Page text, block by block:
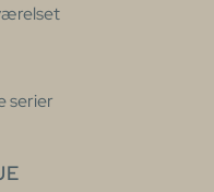
serier